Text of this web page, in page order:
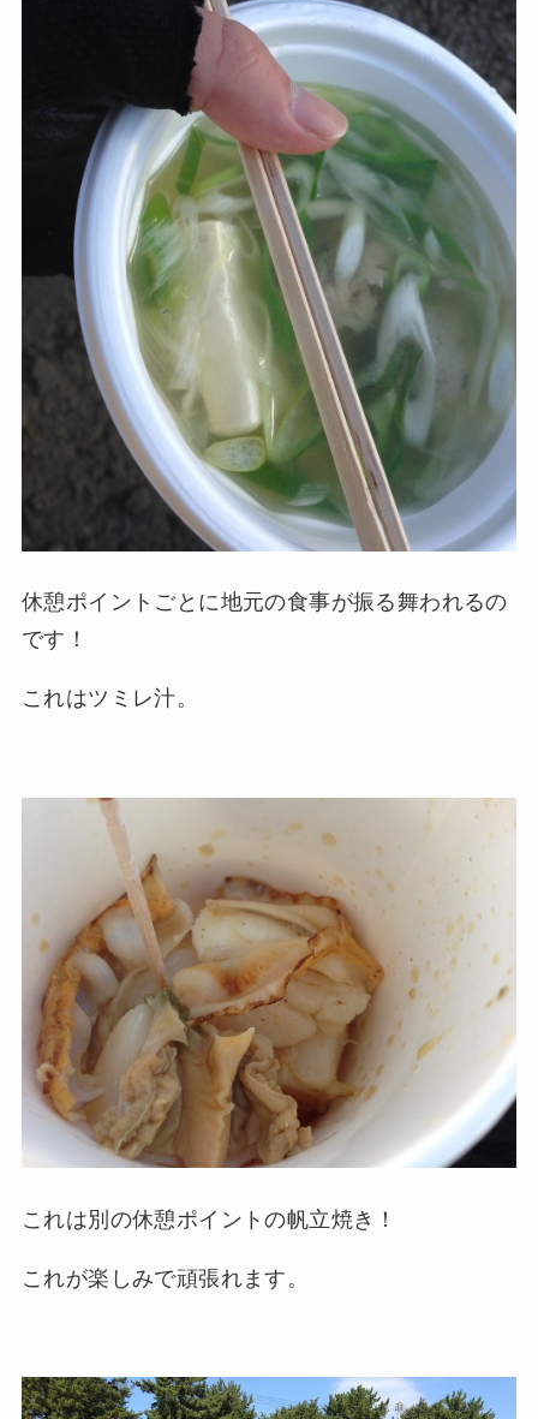
休憩ポイントごとに地元の食事が振る舞われるの
です！
これはツミレ汁。
これは別の休憩ポイントの帆立焼き！
これが楽しみで頑張れます。